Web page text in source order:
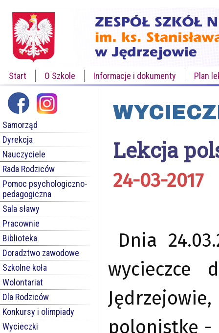
Start O Szkole Informacje i dokumenty Plan
Samorząd
Dyrekcja
Nauczyciele
Rada Rodziców
Pomoc psychologiczno-
pedagogiczna
Sala sławy
Pracownie
Biblioteka
Doradztwo zawodowe
Szkolne koła
Wolontariat
Dla Rodziców
Konkursy i olimpiady
Wycieczki
Lekcja
24-03-2017
Dnia
wycieczce
polonistkę -